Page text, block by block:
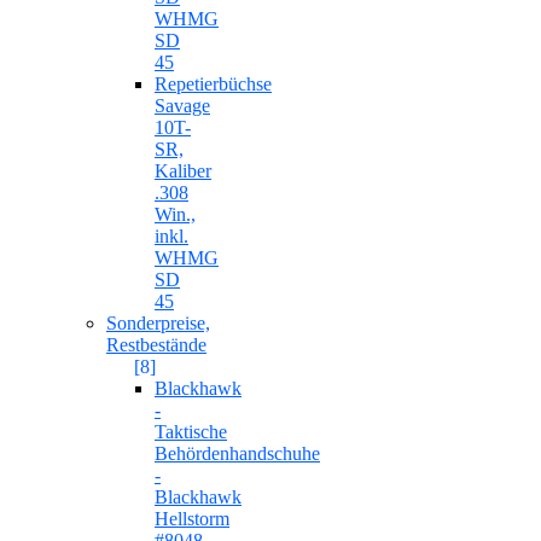
WHMG
SD
45
Repetierbüchse
Savage
10T-
SR,
Kaliber
.308
Win.,
inkl.
WHMG
SD
45
Sonderpreise,
Restbestände
[8]
Blackhawk
-
Taktische
Behördenhandschuhe
-
Blackhawk
Hellstorm